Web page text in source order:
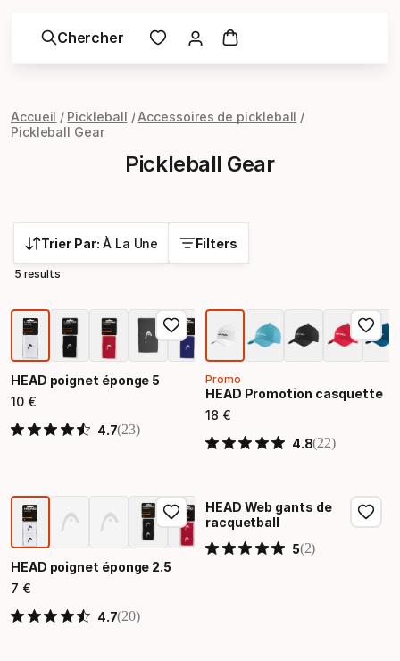
Chercher
Accueil Pickleball
Accessoires de pickleball
Pickleball Gear
Pickleball Gear
Trier Par: À La Une Filters
5 results
HEAD poignet éponge 5
10 €
Prix final
4.7(23)
Promo
HEAD Promotion casquette
18 €
Prix final
4.8(22)
HEAD poignet éponge 2.5
7 €
Prix final
4.7(20)
HEAD Web gants de
racquetball
5(2)